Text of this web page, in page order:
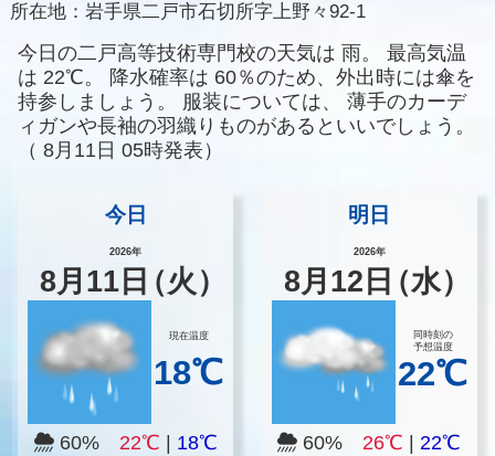
所在地： 岩手県二戸市石切所字上野々92-1
今日の二戸高等技術専門校の天気は 雨。
最高気温
は 22℃。 降水確率は 60％のため、外出時には傘を
持参しましょう。
服装については、
薄手のカーデ
ィガンや長袖の羽織りものがあるといいでしょう。
（ 8月11日 05時発表）
今日
2026年
8月 11日（火）
現在温度
18℃
60% 22℃ 18℃
明日
2026年
8月 12 日（水）
同時刻の
予想温度
22℃
60% 26℃ |22℃